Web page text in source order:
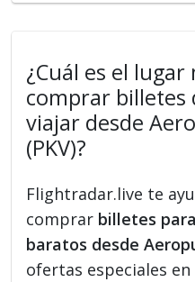
¿Cuál es el
comprar billetes
viajar desde
(PKV)?
Flightradar.live te
comprar billetes
baratos desde
ofertas especiales